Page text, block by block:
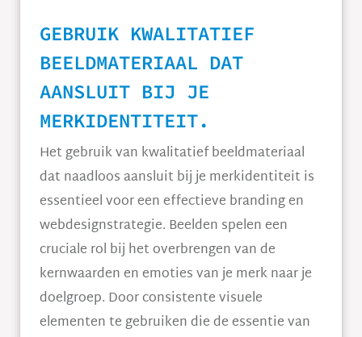
GEBRUIK KWALITATIEF
BEELDMATERIAAL DAT
AANSLUIT BIJ JE
MERKIDENTITEIT.
Het gebruik van kwalitatief beeldmateriaal
dat naadloos aansluit bij je merkidentiteit is
essentieel voor een effectieve branding en
webdesignstrategie. Beelden spelen een
cruciale rol bij het overbrengen van de
kernwaarden en emoties van je merk naar je
doelgroep. Door consistente visuele
elementen te gebruiken die de essentie van